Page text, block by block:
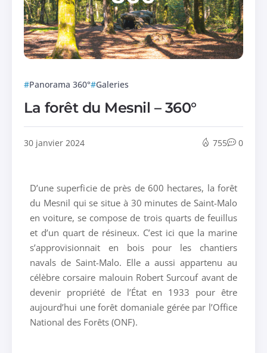
Panorama 360° Galeries
La forêt du Mesnil – 360°
30 janvier 2024 755 0
D’une superficie de près de 600 hectares, la forêt
du Mesnil qui se situe à 30 minutes de Saint-Malo
en voiture, se compose de trois quarts de feuillus
et d’un quart de résineux. C’est ici que la marine
s’approvisionnait en bois pour les chantiers
navals de Saint-Malo. Elle a aussi appartenu au
célèbre corsaire malouin Robert Surcouf avant de
devenir propriété de l’État en 1933 pour être
aujourd’hui une forêt domaniale gérée par l’Office
National des Forêts (ONF).